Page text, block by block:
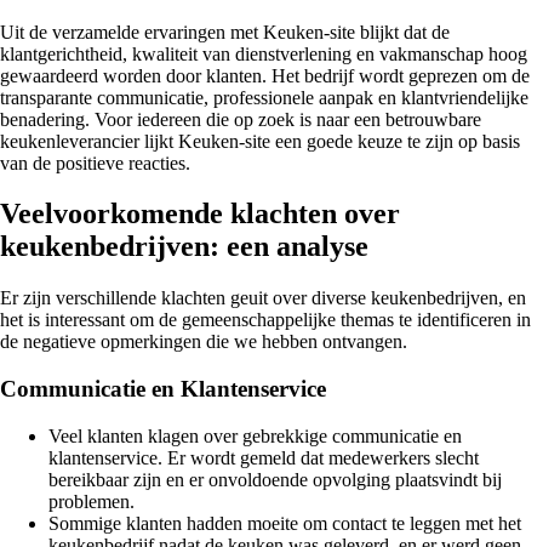
Uit de verzamelde ervaringen met Keuken-site blijkt dat de
klantgerichtheid, kwaliteit van dienstverlening en vakmanschap hoog
gewaardeerd worden door klanten. Het bedrijf wordt geprezen om de
transparante communicatie, professionele aanpak en klantvriendelijke
benadering. Voor iedereen die op zoek is naar een betrouwbare
keukenleverancier lijkt Keuken-site een goede keuze te zijn op basis
van de positieve reacties.
Veelvoorkomende klachten over
keukenbedrijven: een analyse
Er zijn verschillende klachten geuit over diverse keukenbedrijven, en
het is interessant om de gemeenschappelijke themas te identificeren in
de negatieve opmerkingen die we hebben ontvangen.
Communicatie en Klantenservice
Veel klanten klagen over gebrekkige communicatie en
klantenservice. Er wordt gemeld dat medewerkers slecht
bereikbaar zijn en er onvoldoende opvolging plaatsvindt bij
problemen.
Sommige klanten hadden moeite om contact te leggen met het